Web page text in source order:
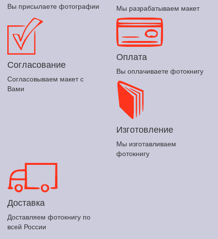
Вы присылаете фотографии Мы разрабатываем макет
Согласование
Согласовываем макет с
Вами
Оплата
Вы оплачиваете фотокнигу
Изготовление
Мы изготавливаем
фотокнигу
Доставка
Доставляем фотокнигу по
всей России